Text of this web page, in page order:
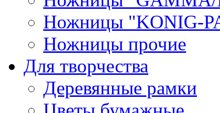
Ножницы "KONIG-
Ножницы прочие
Для творчества
Деревянные рамки